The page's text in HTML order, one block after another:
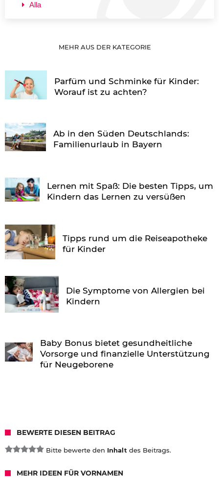
Alla
MEHR AUS DER KATEGORIE
Parfüm und Schminke für Kinder:
Worauf ist zu achten?
Ab in den Süden Deutschlands:
Familienurlaub in Bayern
Lernen mit Spaß: Die besten Tipps, um
Kindern das Lernen zu versüßen
Tipps rund um die Reiseapotheke
für Kinder
Die Symptome von Allergien bei
Kindern
Baby Bonus bietet gesundheitliche
Vorsorge und finanzielle Unterstützung
für Neugeborene
BEWERTE DIESEN BEITRAG
Bitte bewerte den Inhalt des Beitrags.
MEHR IDEEN FÜR VORNAMEN